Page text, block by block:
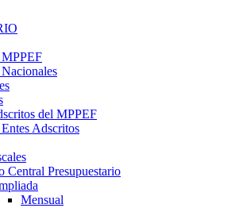
del MPPEF
Adscritos
Central Presupuestario
Mensual